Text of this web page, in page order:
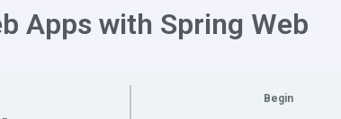
Apps with Spring Web
Begin